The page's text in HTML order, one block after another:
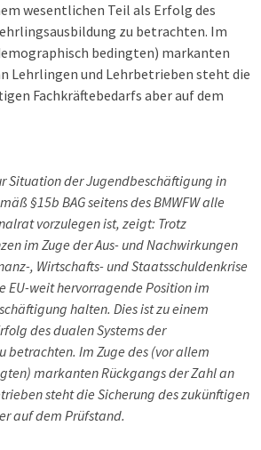
wesentlichen Teil als Erfolg des
zu betrachten. Im
bedingten) markanten
Lehrlingen und Lehrbetrieben steht die
Fachkräftebedarfs aber auf dem
Situation der Jugendbeschäftigung in
§15b BAG seitens des BMWFW alle
vorzulegen ist, zeigt: Trotz
im Zuge der Aus- und Nachwirkungen
, Wirtschafts- und Staatsschuldenkrise
EU-weit hervorragende Position im
halten. Dies ist zu einem
des dualen Systems der
betrachten. Im Zuge des (vor allem
markanten Rückgangs der Zahl an
steht die Sicherung des zukünftigen
auf dem Prüfstand.